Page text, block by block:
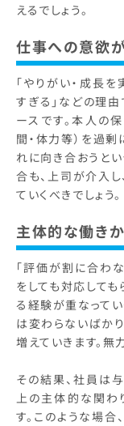
えるでしょう。
仕事への意欲
「やりがい・成長を
すぎる」などの理
ースです。本人の
間・体力等）を過
れに向き合おうと
合も、上司が介入
ていくべきでしょう。
主体的な働き
「評価が割に合わ
をしても対応して
る経験が重なってい
は変わらないばか
増えていきます。無
その結果、社員は
上の主体的な関わ
す。このような場